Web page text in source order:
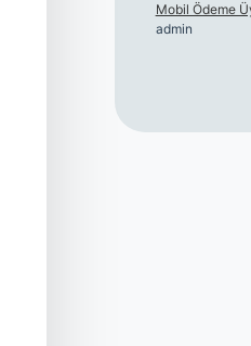
Mobil Ödeme
admin